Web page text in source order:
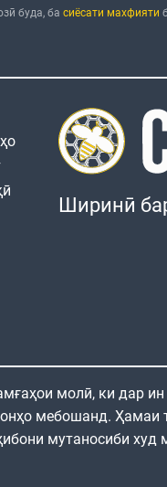
буда, ба сиёсати махфияти
Ширинӣ
молӣ, ки дар
мебошанд. Ҳамаи
мутаносиби худ